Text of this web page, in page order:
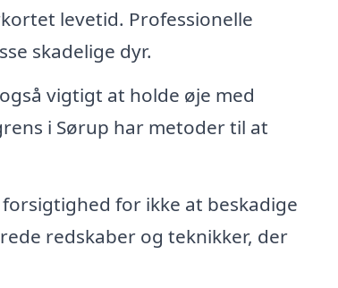
levetid. Professionelle
skadelige dyr.
vigtigt at holde øje med
i Sørup har metoder til at
for ikke at beskadige
redskaber og teknikker, der